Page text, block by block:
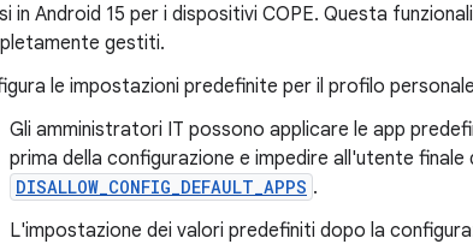
in Android 15 per i dispositivi COPE. Questa
gestiti.
le impostazioni predefinite per il profilo
Gli amministratori IT possono applicare le app
prima della configurazione e impedire all'utente
DISALLOW_CONFIG_DEFAULT_APPS .
L'impostazione dei valori predefiniti dopo la